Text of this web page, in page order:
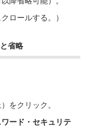
ロールする。）
省略
をクリック。
ード・セキュリテ